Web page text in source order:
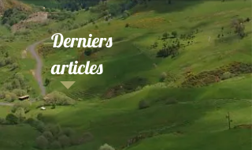
Derniers
articles